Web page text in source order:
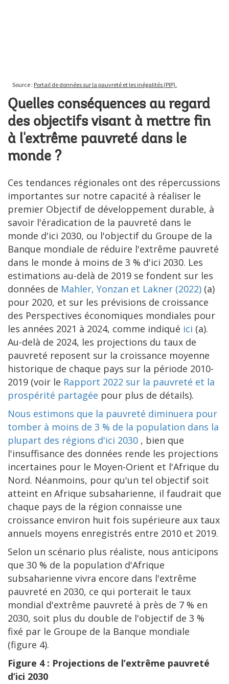
Quelles conséquences au regard
des objectifs visant à mettre fin
à l'extrême pauvreté dans le
monde ?
Ces tendances régionales ont des répercussions
importantes sur notre capacité à réaliser le
premier Objectif de développement durable, à
savoir l'éradication de la pauvreté dans le
monde d'ici 2030, ou l'objectif du Groupe de la
Banque mondiale de réduire l'extrême pauvreté
dans le monde à moins de 3 % d'ici 2030. Les
estimations au-delà de 2019 se fondent sur les
données de Mahler, Yonzan et Lakner (2022) (a)
pour 2020, et sur les prévisions de croissance
des Perspectives économiques mondiales pour
les années 2021 à 2024, comme indiqué ici (a).
Au-delà de 2024, les projections du taux de
pauvreté reposent sur la croissance moyenne
historique de chaque pays sur la période 2010-
2019 (voir le Rapport 2022 sur la pauvreté et la
prospérité partagée pour plus de détails).
Nous estimons que la pauvreté diminuera pour
tomber à moins de 3 % de la population dans la
plupart des régions d'ici 2030 , bien que
l'insuffisance des données rende les projections
incertaines pour le Moyen-Orient et l'Afrique du
Nord. Néanmoins, pour qu'un tel objectif soit
atteint en Afrique subsaharienne, il faudrait que
chaque pays de la région connaisse une
croissance environ huit fois supérieure aux taux
annuels moyens enregistrés entre 2010 et 2019.
Selon un scénario plus réaliste, nous anticipons
que 30 % de la population d'Afrique
subsaharienne vivra encore dans l'extrême
pauvreté en 2030, ce qui porterait le taux
mondial d'extrême pauvreté à près de 7 % en
2030, soit plus du double de l'objectif de 3 %
fixé par le Groupe de la Banque mondiale
(figure 4).
Figure 4 : Projections de l’extrême pauvreté
d’ici 2030